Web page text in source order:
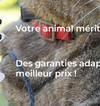
Votre animal
Des garanties
meilleur prix !